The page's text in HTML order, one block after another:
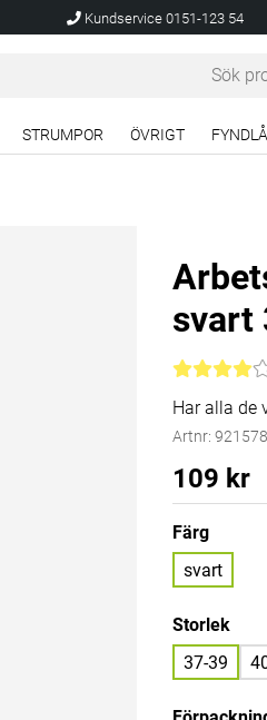
Kundservice 0151-123 54
STRUMPOR ÖVRIGT
svart
Medelbetyg
Har alla de
Artnr:
109 kr
Färg
svart
Storlek
37-39